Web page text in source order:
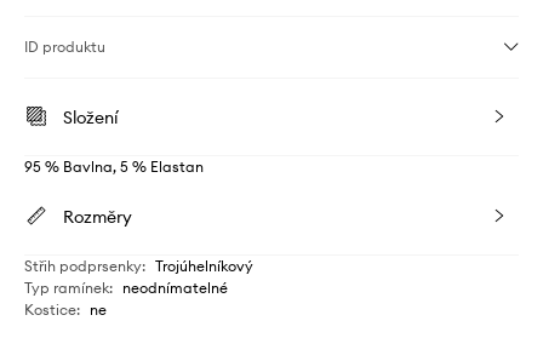
ID produktu
Složení
95 % Bavlna, 5 % Elastan
Rozměry
Střih podprsenky: Trojúhelníkový
Typ ramínek: neodnímatelné
Kostice: ne